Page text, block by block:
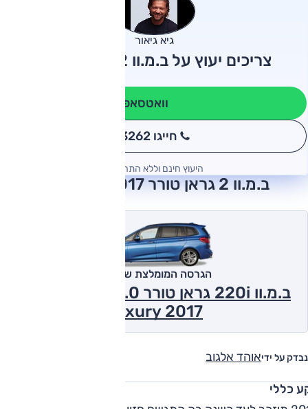
גיא גיאור
צריכים יעוץ על ב.מ.וו 2 גראן טורר?
וואטסאפ
חייגו 3262
היעוץ חינם וללא התחייבות
ב.מ.וו 2 גראן טורר 2017 חוות דעת
נבדק על ידיאוהד אלגוב
הגרסה המומלצת של אוטו
Luxury 2017
כללי